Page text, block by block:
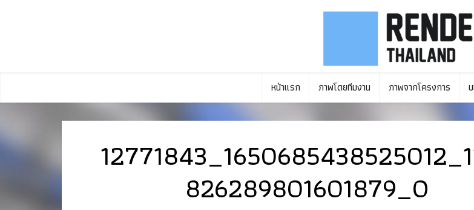
หน้าแรก ภาพโดยทีมงาน ภาพจากโครงการ
826289801601879_O